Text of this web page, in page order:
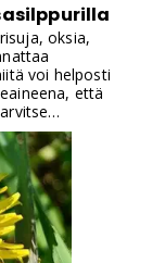
oksia,
voi helposti
että
hyödyntämään
laitteella
on pitänyt
sekä
soveltuu
Sen